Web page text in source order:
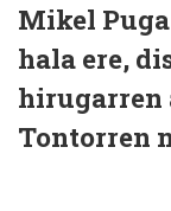
Mikel
hala ere,
hirugarren
Tontorren